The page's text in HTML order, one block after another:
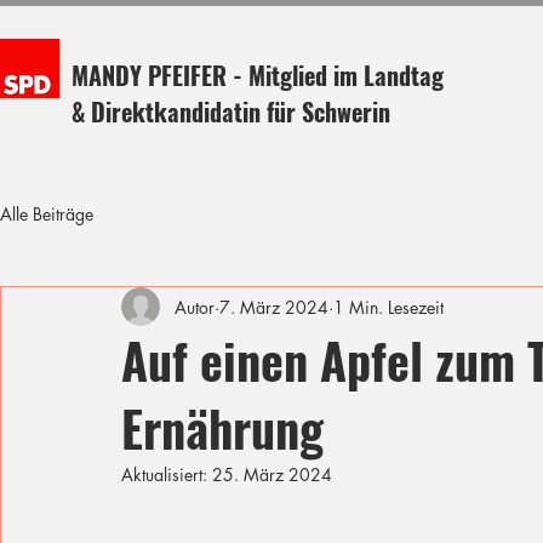
MANDY PFEIFER - Mitglied im Landtag
& Direktkandidatin für Schwerin
Alle Beiträge
Auf einen Apfel zum
Ernährung
Autor 7. März 2024 1 Min. Lesezeit
Aktualisiert: 25. März 2024